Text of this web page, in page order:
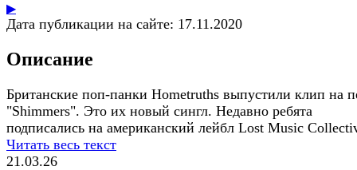
▶
Дата публикации на сайте: 17.11.2020
Описание
Британские поп-панки Hometruths выпустили клип на
"Shimmers". Это их новый сингл. Недавно ребята
подписались на американский лейбл Lost Music
Читать весь текст
21.03.26